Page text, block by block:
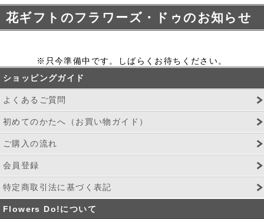
花ギフトのフラワーズ・ドゥのお知らせ
※只今準備中です。しばらくお待ちください。
ショッピングガイド
よくあるご質問
初めてのかたへ（お買い物ガイド）
ご購入の流れ
会員登録
特定商取引法に基づく表記
Flowers Do!について